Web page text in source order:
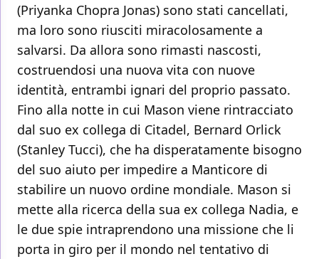
(Priyanka Chopra Jonas) sono stati cancellati,
ma loro sono riusciti miracolosamente a
salvarsi. Da allora sono rimasti nascosti,
costruendosi una nuova vita con nuove
identità, entrambi ignari del proprio passato.
Fino alla notte in cui Mason viene rintracciato
dal suo ex collega di Citadel, Bernard Orlick
(Stanley Tucci), che ha disperatamente bisogno
del suo aiuto per impedire a Manticore di
stabilire un nuovo ordine mondiale. Mason si
mette alla ricerca della sua ex collega Nadia, e
le due spie intraprendono una missione che li
porta in giro per il mondo nel tentativo di